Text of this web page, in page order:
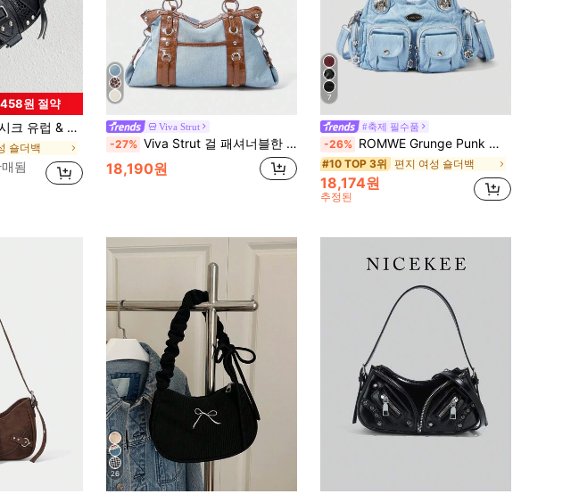
원 절약
켓 패션 틈새 리벳 숄더백, 오일 왁스 가죽 크로스바디 백
숄더백
됨
Viva Strut
-27% Viva Strut 걸 패셔너블한 개인화된 스트리트 스위트 앤 쿨 걸 Y2K 블루 스플라이싱 브라운 인조 악어 패턴 가죽 리벳 장식 숄더백
18,190원
7
#축제 필수품
-26% ROMWE Grunge Punk 새로운 펑크 록 시크 여성 숄더백, 다크 토트백, 바이커 오토바이 핸드백
#10 TOP 3위 편지 여성 숄더백
18,174원
추정된
26